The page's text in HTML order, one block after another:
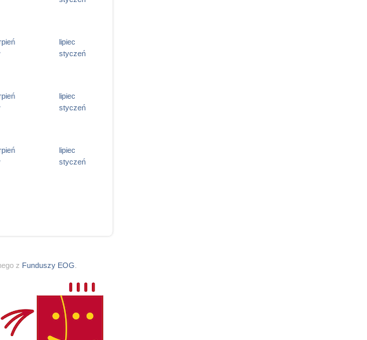
lipiec
styczeń
lipiec
styczeń
lipiec
styczeń
z Funduszy EOG